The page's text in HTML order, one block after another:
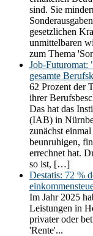
sind. Sie
gesetzlichen
unmittelbaren
zum Thema
Job-Futuromat:
gesamte
62 Prozent der
ihrer
Das hat das
(IAB) in
zunächst
beunruhigen,
errechnet hat.
so ist, […]
Destatis: 72 %
Im Jahr 2025
Leistungen in
privater oder
'Rente'...